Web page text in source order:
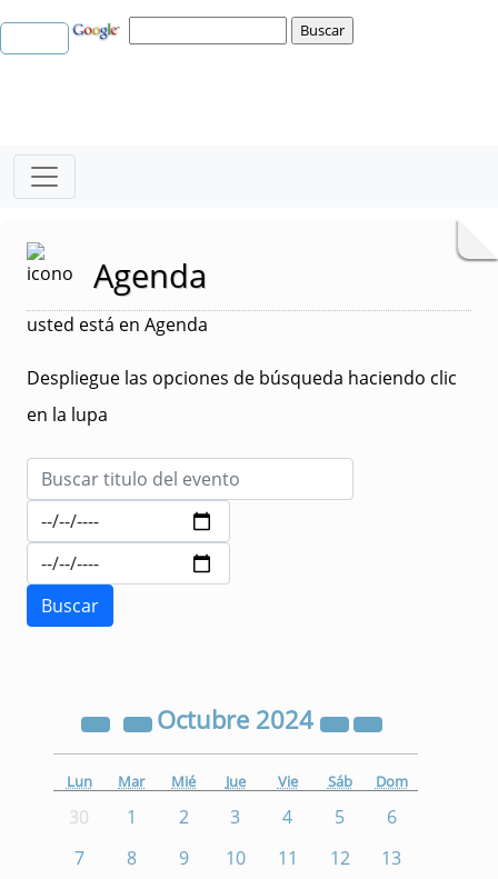
Agenda
usted está en Agenda
Despliegue las opciones de búsqueda haciendo clic
en la lupa
Octubre 2024
Lun Mar Mié Jue Vie Sáb Dom
30 1 2 3 4 5
6
7
8 9 10 11 12
13